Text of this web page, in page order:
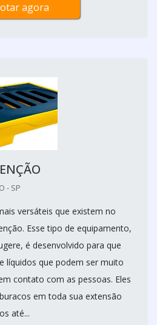
agora
- SP
versáteis que existem no
Esse tipo de equipamento,
é desenvolvido para que
líquidos que podem ser muito
contato com as pessoas. Eles
em toda sua extensão
até...